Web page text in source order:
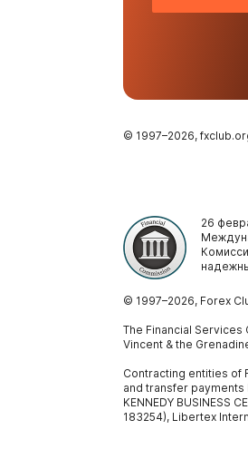
© 1997–2026,
26
© 1997–2026, Forex
The Financial Services
Vincent & the
Contracting entities of
and transfer payments
KENNEDY BUSINESS
183254), Libertex